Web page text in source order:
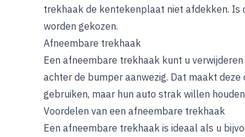
trekhaak de kentekenplaat niet afdekken. Is
worden gekozen.
Afneembare trekhaak
Een afneembare trekhaak kunt u
achter de bumper aanwezig. Dat maakt
gebruiken, maar hun auto strak willen
Voordelen van een afneembare trekhaak
Een afneembare trekhaak is ideaal als u